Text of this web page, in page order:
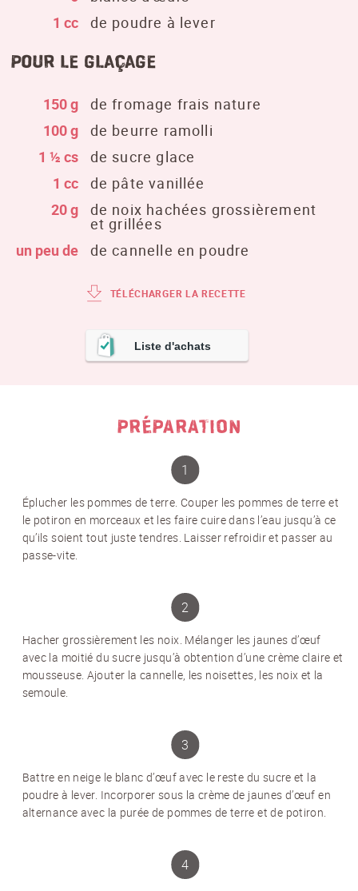
1 cc
de poudre à lever
pour le glaçage
150 g
de fromage frais nature
100 g
de beurre ramolli
1 ½ cs
de sucre glace
1 cc
de pâte vanillée
20 g
de noix hachées grossièrement
et grillées
un peu de
de cannelle en poudre
TÉLÉCHARGER LA RECETTE
Liste d'achats
PRÉPARATION
Éplucher les pommes de terre. Couper les pommes de terre et
le potiron en morceaux et les faire cuire dans l’eau jusqu’à ce
qu’ils soient tout juste tendres. Laisser refroidir et passer au
passe-vite.
Hacher grossièrement les noix. Mélanger les jaunes d’œuf
avec la moitié du sucre jusqu’à obtention d’une crème claire et
mousseuse. Ajouter la cannelle, les noisettes, les noix et la
semoule.
Battre en neige le blanc d’œuf avec le reste du sucre et la
poudre à lever. Incorporer sous la crème de jaunes d’œuf en
alternance avec la purée de pommes de terre et de potiron.
Inscrivez-vous et recevez 12 fois par an les
nouvelles sur les pommes de terre.